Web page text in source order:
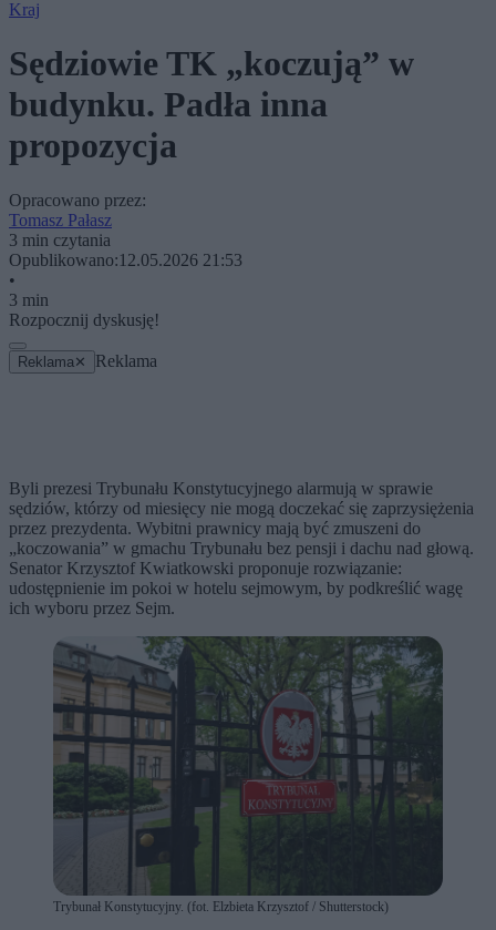
Kraj
Sędziowie TK „koczują” w
budynku. Padła inna
propozycja
Opracowano przez:
Tomasz Pałasz
3 min czytania
Opublikowano:12.05.2026 21:53
•
3 min
Rozpocznij dyskusję!
Reklama ✕ Reklama
Byli prezesi Trybunału Konstytucyjnego alarmują w sprawie
sędziów, którzy od miesięcy nie mogą doczekać się zaprzysiężenia
przez prezydenta. Wybitni prawnicy mają być zmuszeni do
„koczowania” w gmachu Trybunału bez pensji i dachu nad głową.
Senator Krzysztof Kwiatkowski proponuje rozwiązanie:
udostępnienie im pokoi w hotelu sejmowym, by podkreślić wagę
ich wyboru przez Sejm.
Trybunał Konstytucyjny. (fot. Elzbieta Krzysztof / Shutterstock)